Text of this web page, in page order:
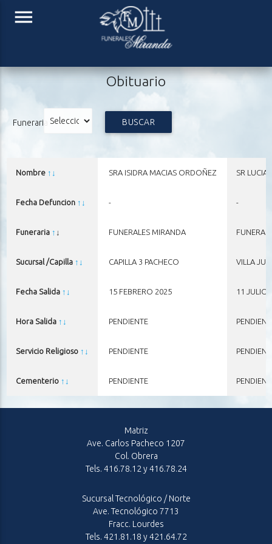
menu
Obituario
Funeraria BUSCAR
Nombre ↑ ↓
Fecha Defuncion ↑ ↓
Funeraria ↑ ↓
Sucursal /Capilla ↑ ↓
Fecha Salida ↑ ↓
Hora Salida ↑ ↓
Servicio Religioso ↑ ↓
Cementerio ↑ ↓
SRA ISIDRA MACIAS ORDOÑEZ
-
FUNERALES MIRANDA
CAPILLA 3 PACHECO
15 FEBRERO 2025
PENDIENTE
PENDIENTE
PENDIENTE
SR
-
VILLA
11 JULIO
Matriz
Ave. Carlos Pacheco 1207
Col. Obrera
Tels. 416.78.12 y 416.78.24
Sucursal Tecnológico / Norte
Ave. Tecnológico 7713
Fracc. Lourdes
Tels. 421.81.18 y 421.64.72